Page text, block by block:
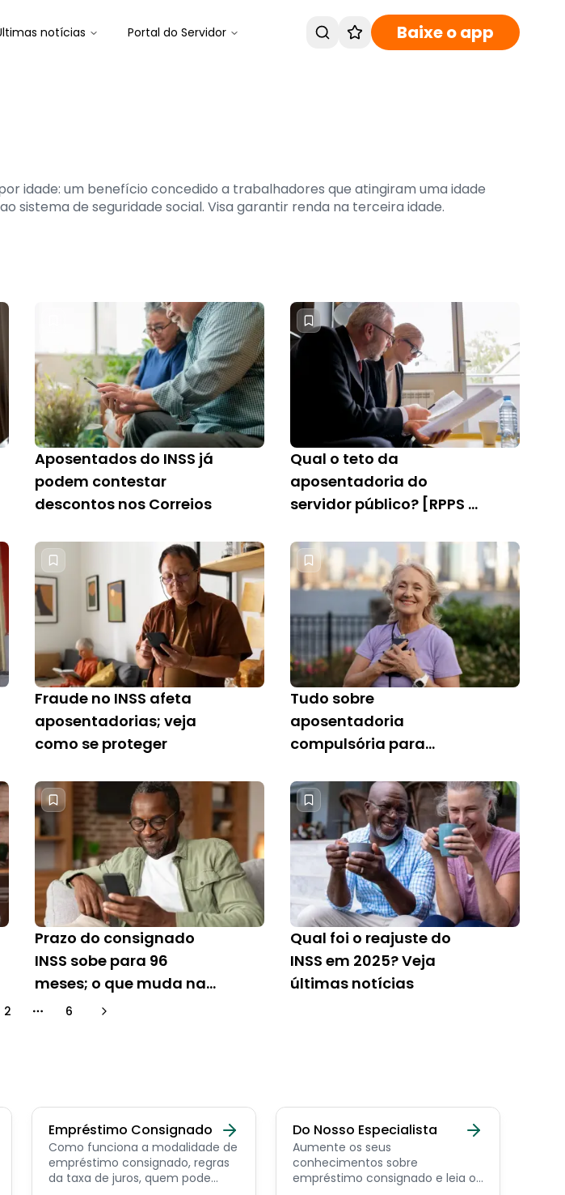
notícias Portal do Servidor Baixe o app
idade: um benefício concedido a trabalhadores que atingiram uma idade
de seguridade social. Visa garantir renda na terceira idade.
Aposentados do INSS já
podem contestar
descontos nos Correios
Qual o teto da
aposentadoria do
servidor público? [RPPS e
Fraude no INSS afeta
aposentadorias; veja
como se proteger
Tudo sobre
aposentadoria
compulsória para
Prazo do consignado
INSS sobe para 96
meses; o que muda na
prática?
Qual foi o reajuste do
INSS em 2025? Veja
últimas notícias
2 More pages
6
Empréstimo Consignado
Como funciona a modalidade de
empréstimo consignado, regras
da taxa de juros, quem pode
Do Nosso Especialista
Aumente os seus
conhecimentos sobre
empréstimo consignado e leia os